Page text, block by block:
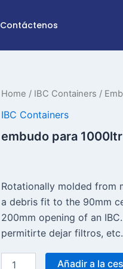
Contáctenos
Home / IBC Containers /
IBC Containers
embudo para 1000ltr
Rotationally molded from
a debris fit to the 90mm
200mm opening of an
permitirte dejar filtros,
embudo
la
de
Añadir a la